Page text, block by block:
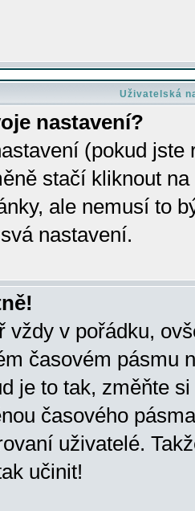
Uživatelská
nastavení?
(pokud
stačí kliknout
ale nemusí to
nastavení.
vždy v pořádku,
časovém pásmu
je to tak, změňte
časového
uživatelé.
učinit!